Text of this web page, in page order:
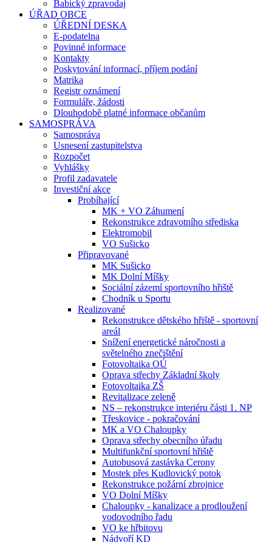
Babický zpravodaj
ÚŘAD OBCE
ÚŘEDNÍ DESKA
E-podatelna
Povinné informace
Kontakty
Poskytování informací, příjem podání
Matrika
Registr oznámení
Formuláře, žádosti
Dlouhodobě platné informace občanům
SAMOSPRÁVA
Samospráva
Usnesení zastupitelstva
Rozpočet
Vyhlášky
Profil zadavatele
Investiční akce
Probíhající
MK + VO Záhumení
Rekonstrukce zdravotního střediska
Elektromobil
VO Sušicko
Připravované
MK Sušicko
MK Dolní Míšky
Sociální zázemí sportovního hřiště
Chodník u Sportu
Realizované
Rekonstrukce dětského hřiště - sportovní
areál
Snížení energetické náročnosti a
světelného znečištění
Fotovoltaika OÚ
Oprava střechy Základní školy
Fotovoltaika ZŠ
Revitalizace zeleně
NS – rekonstrukce interiéru části 1. NP
Třeskovice - pokračování
MK a VO Chaloupky
Oprava střechy obecního úřadu
Multifunkční sportovní hřiště
Autobusová zastávka Cerony
Mostek přes Kudlovický potok
Rekonstrukce požární zbrojnice
VO Dolní Míšky
Chaloupky - kanalizace a prodloužení
vodovodního řadu
VO ke hřbitovu
Nádvoří KD